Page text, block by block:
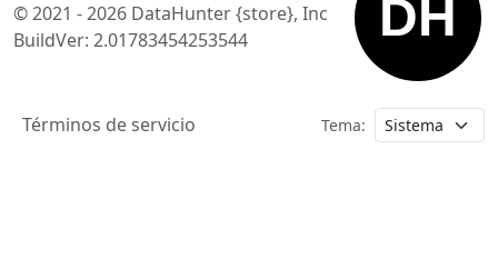
© 2021 - 2026 DataHunter {store}, Inc
BuildVer: 2.01783454253544
Términos de servicio Tema: